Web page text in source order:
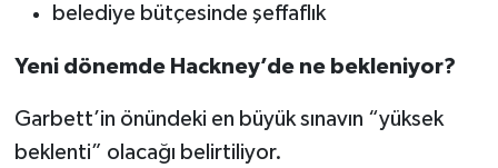
belediye bütçesinde şeffaflık
Yeni dönemde Hackney’de ne bekleniyor?
Garbett’in önündeki en büyük sınavın “yüksek
beklenti” olacağı belirtiliyor.